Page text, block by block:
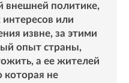
внешней политике,
или
извне, за этими
опыт страны,
а ее жителей
которая не